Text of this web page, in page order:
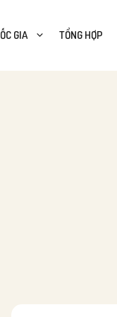
GIA TỔNG HỢP